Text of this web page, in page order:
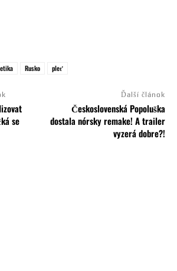
Rusko pleť
se
Ďalší článok
Československá Popoluška
dostala nórsky remake! A trailer
vyzerá dobre?!